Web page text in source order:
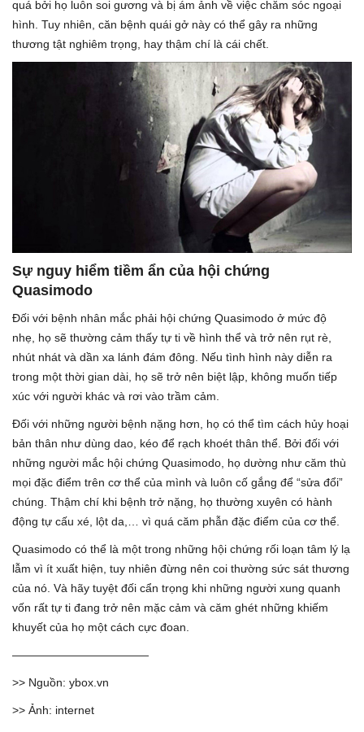
quá bởi họ luôn soi gương và bị ám ảnh về việc chăm sóc ngoại
hình. Tuy nhiên, căn bệnh quái gở này có thể gây ra những
thương tật nghiêm trọng, hay thậm chí là cái chết.
Sự nguy hiểm tiềm ẩn của hội chứng
Quasimodo
Đối với bệnh nhân mắc phải hội chứng Quasimodo ở mức độ
nhẹ, họ sẽ thường cảm thấy tự ti về hình thể và trở nên rụt rè,
nhút nhát và dần xa lánh đám đông. Nếu tình hình này diễn ra
trong một thời gian dài, họ sẽ trở nên biệt lập, không muốn tiếp
xúc với người khác và rơi vào trầm cảm.
Đối với những người bệnh nặng hơn, họ có thể tìm cách hủy hoại
bản thân như dùng dao, kéo để rạch khoét thân thể. Bởi đối với
những người mắc hội chứng Quasimodo, họ dường như căm thù
mọi đặc điểm trên cơ thể của mình và luôn cố gắng để “sửa đổi”
chúng. Thậm chí khi bệnh trở nặng, họ thường xuyên có hành
động tự cấu xé, lột da,… vì quá căm phẫn đặc điểm của cơ thể.
Quasimodo có thể là một trong những hội chứng rối loạn tâm lý lạ
lẫm vì ít xuất hiện, tuy nhiên đừng nên coi thường sức sát thương
của nó. Và hãy tuyệt đối cẩn trọng khi những người xung quanh
vốn rất tự ti đang trở nên mặc cảm và căm ghét những khiếm
khuyết của họ một cách cực đoan.
————————————
>> Nguồn: ybox.vn
>> Ảnh: internet